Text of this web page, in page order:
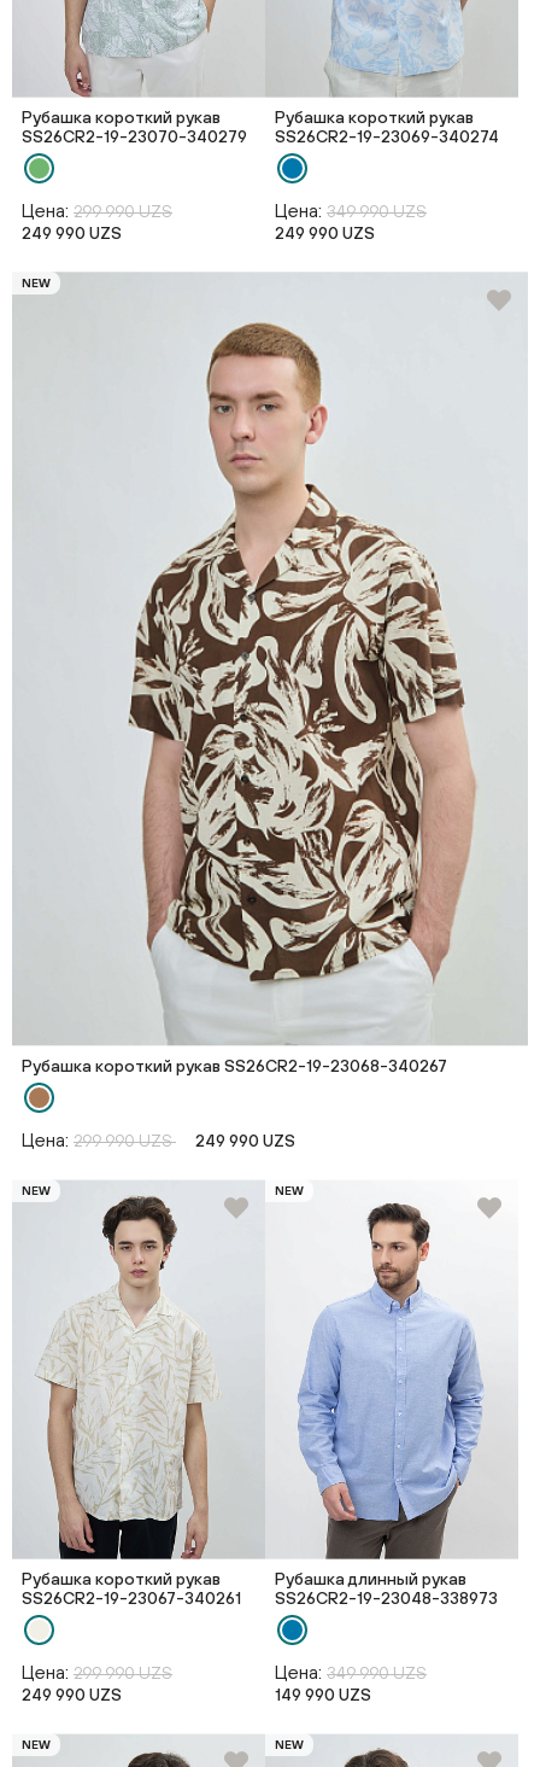
Рубашка короткий рукав
SS26CR2-19-23070-340279
Цена: 299 990 UZS
249 990 UZS
Рубашка короткий рукав
SS26CR2-19-23069-340274
Цена: 349 990 UZS
249 990 UZS
NEW
Рубашка короткий рукав SS26CR2-19-23068-340267
Цена: 299 990 UZS 249 990 UZS
NEW
Рубашка короткий рукав
SS26CR2-19-23067-340261
Цена: 299 990 UZS
249 990 UZS
NEW
Рубашка длинный рукав
SS26CR2-19-23048-338973
Цена: 349 990 UZS
149 990 UZS
NEW NEW